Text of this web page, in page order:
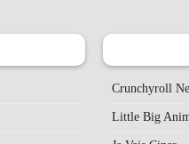
Crunchyroll
Little Big